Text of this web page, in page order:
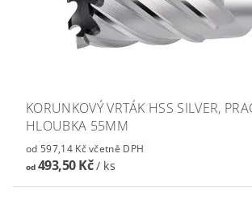
KORUNKOVÝ VRTÁK HSS SILVER,
HLOUBKA 55MM
od 597,14 Kč včetně DPH
od493,50 Kč/ ks